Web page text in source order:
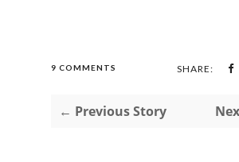
9 COMMENTS SHARE:
← Previous Story